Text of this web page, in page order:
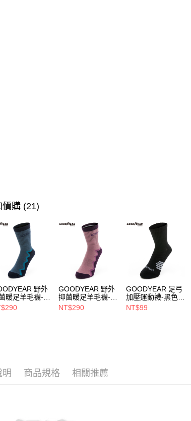
價購 (21)
野外
暖足羊毛襪-藍
GOODYEAR 野外
抑菌暖足羊毛襪-紫
/ GACS43037
NT$290
GOODYEAR 足弓
加壓運動襪-黑色 /
GACS43010
NT$99
明 商品規格 相關推薦